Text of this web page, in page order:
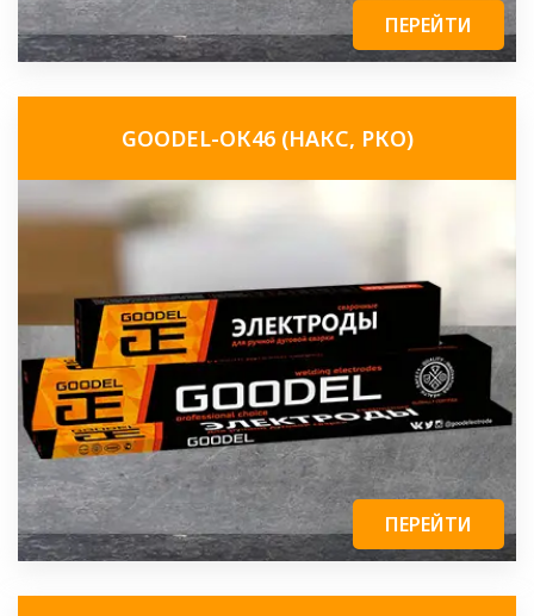
ПЕРЕЙТИ
GOODEL-ОК46 (НАКС, РКО)
ПЕРЕЙТИ